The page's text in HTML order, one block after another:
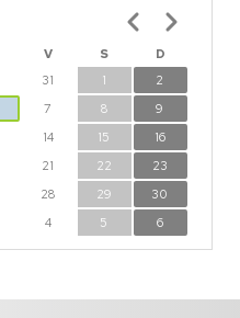
V S
D
31 1
2
7 8
9
14 15
16
21 22
23
28 29
30
4 5 6
Paginación